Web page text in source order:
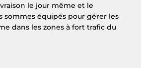
le jour même et le
sommes équipés pour gérer les
dans les zones à fort trafic du